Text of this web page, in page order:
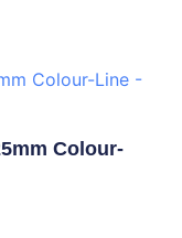
Colour-